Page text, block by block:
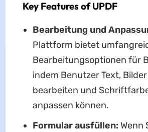
Key Features of UPDF
Bearbeitung und
Plattform bietet
Bearbeitungsoptionen für
indem Benutzer Text,
bearbeiten und
anpassen können.
Formular ausfüllen: Wenn